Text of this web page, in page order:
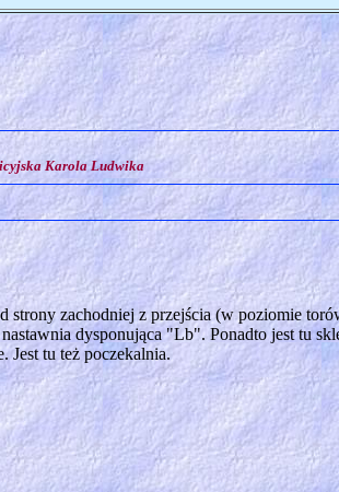
Karola Ludwika
strony zachodniej z przejścia (w poziomie
dysponująca "Lb". Ponadto jest tu
Jest tu też poczekalnia.